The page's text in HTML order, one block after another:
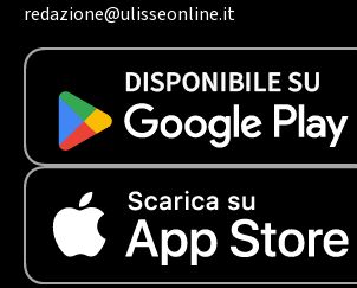
redazione@ulisseonline.it